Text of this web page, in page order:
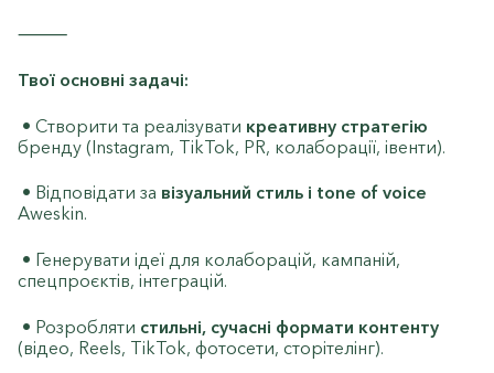
⸻
Твої основні задачі:
• Створити та реалізувати креативну стратегію
бренду (Instagram, TikTok, PR, колаборації, івенти).
• Відповідати за візуальний стиль і tone of voice
Aweskin.
• Генерувати ідеї для колаборацій, кампаній,
спецпроєктів, інтеграцій.
• Розробляти стильні, сучасні формати контенту
(відео, Reels, TikTok, фотосети, сторітелінг).